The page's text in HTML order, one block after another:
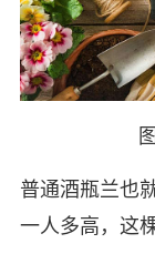
普通酒瓶兰也
一人多高，这